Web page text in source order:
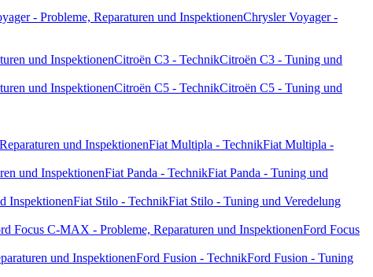
- Probleme, Reparaturen und InspektionenChrysler Voyager -
und InspektionenCitroën C3 - TechnikCitroën C3 - Tuning und
und InspektionenCitroën C5 - TechnikCitroën C5 - Tuning und
und InspektionenFiat Multipla - TechnikFiat Multipla -
und InspektionenFiat Panda - TechnikFiat Panda - Tuning und
InspektionenFiat Stilo - TechnikFiat Stilo - Tuning und Veredelung
Focus C-MAX - Probleme, Reparaturen und InspektionenFord Focus
und InspektionenFord Fusion - TechnikFord Fusion - Tuning